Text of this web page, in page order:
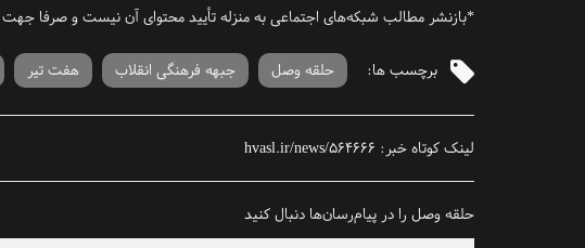
*بازنشر مطالب شبکه‌های اجتماعی به منزله تأیید محتوای آن نیست و صرفا
برچسب ها: حلقه وصل جبهه فرهنگی انقلاب هفت تیر
لینک کوتاه خبر: hvasl.ir/news/564666
حلقه وصل را در پیام‌رسان‌ها دنبال کنید